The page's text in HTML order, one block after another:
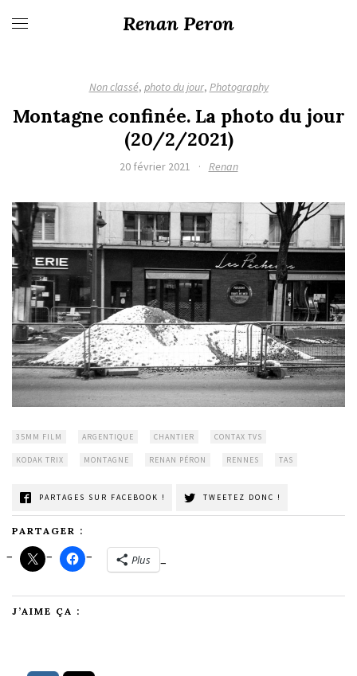
Renan Peron
Non classé, photo du jour, Photography
Montagne confinée. La photo du jour
(20/2/2021)
20 février 2021 · Renan
35MM FILM ARGENTIQUE CHANTIER CONTAX TVS
KODAK TRIX MONTAGNE RENAN PÉRON RENNES TAS
PARTAGES SUR FACEBOOK ! TWEETEZ DONC !
PARTAGER :
Plus
J’AIME ÇA :